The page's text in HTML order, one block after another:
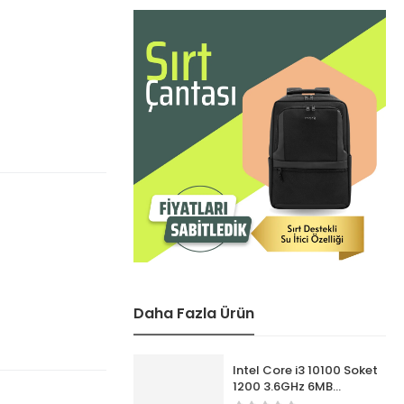
Daha Fazla Ürün
Intel Core i3 10100 Soket
1200 3.6GHz 6MB